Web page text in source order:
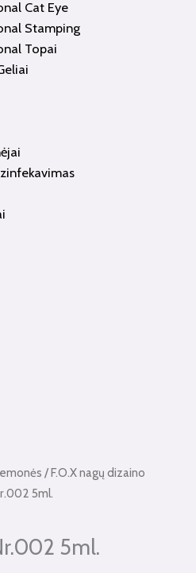
Cat Eye
Stamping
Topai
/F.O.X nagų dizaino
5ml.
5ml.